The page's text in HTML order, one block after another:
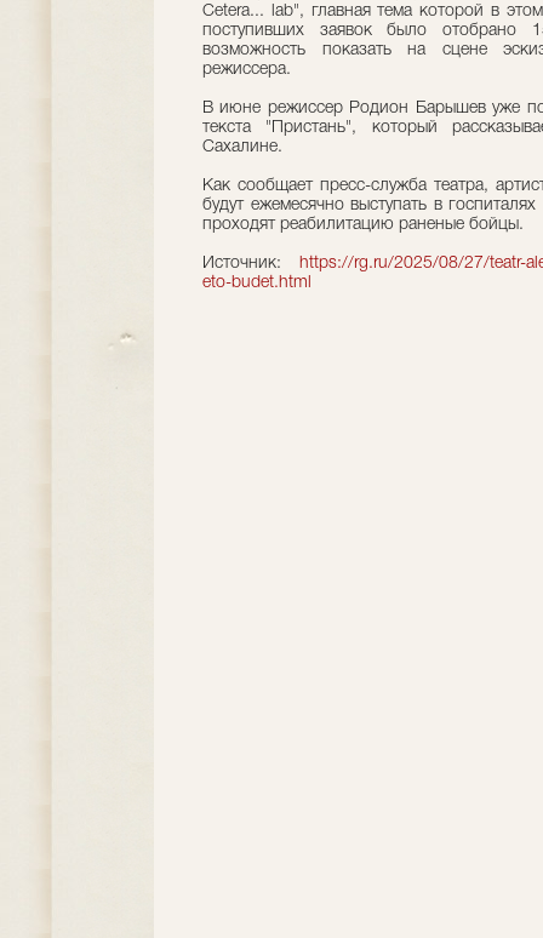
Cetera... lab", главная тема которой в
поступивших заявок было отобрано
возможность показать на сцене
режиссера.
В июне режиссер Родион Барышев уже
текста "Пристань", который
Сахалине.
Как сообщает пресс-служба театра,
будут ежемесячно выступать в
проходят реабилитацию раненые бойцы.
Источник: https://rg.ru/2025/08/27/teatr-
eto-budet.html